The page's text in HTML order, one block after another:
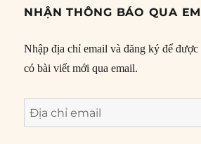
NHẬN THÔNG BÁO QUA
Nhập địa chỉ email và đăng ký để
có bài viết mới qua email.
Địa
chỉ